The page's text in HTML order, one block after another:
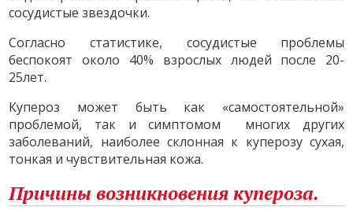
сосудистые звездочки.
Согласно статистике, сосудистые проблемы
беспокоят около 40% взрослых людей после 20-
25лет.
Купероз может быть как «самостоятельной»
проблемой, так и симптомом многих других
заболеваний, наиболее склонная к куперозу сухая,
тонкая и чувствительная кожа.
Причины возникновения купероза.